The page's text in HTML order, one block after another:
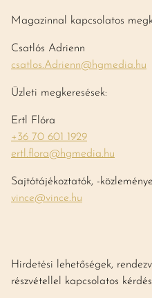
Magazinnal kapcsolatos
Csatlós Adrienn
csatlos.Adrienn@hgmedia.hu
Üzleti megkeresések:
Ertl Flóra
+36 70 601 1929
ertl.flora@hgmedia.hu
Sajtótájékoztatók, -
vince@vince.hu
Hirdetési lehetőségek,
részvétellel kapcsolatos